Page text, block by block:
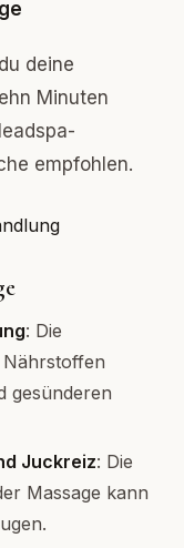
deine
Minuten
empfohlen.
: Die
gesünderen
Juckreiz: Die
Massage kann